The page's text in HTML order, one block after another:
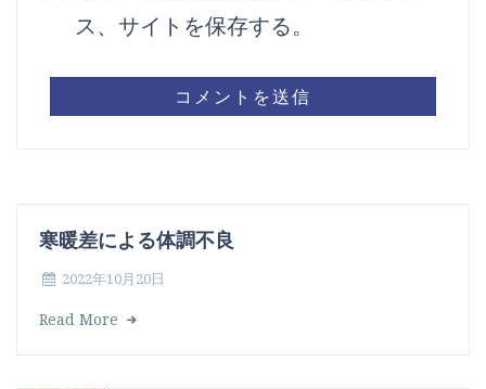
ス、サイトを保存する。
寒暖差による体調不良
2022年10月20日
Read More